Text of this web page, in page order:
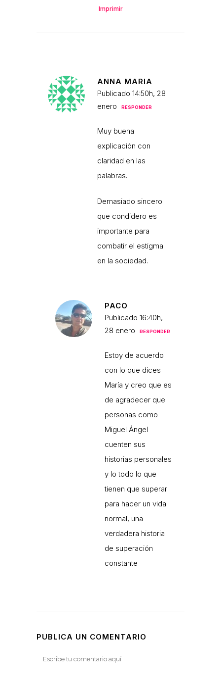
Imprimir
ANNA MARIA
Publicado 14:50h, 28
enero
RESPONDER
Muy buena
explicación con
claridad en las
palabras.
Demasiado sincero
que condidero es
importante para
combatir el estigma
en la sociedad.
PACO
Publicado 16:40h,
28 enero
RESPONDER
Estoy de acuerdo
con lo que dices
María y creo que es
de agradecer que
personas como
Miguel Ángel
cuenten sus
historias personales
y lo todo lo que
tienen que superar
para hacer un vida
normal, una
verdadera historia
de superación
constante
PUBLICA UN COMENTARIO